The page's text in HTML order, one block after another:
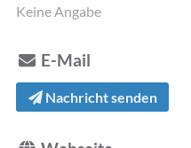
Keine Angabe
E-Mail
Nachricht senden